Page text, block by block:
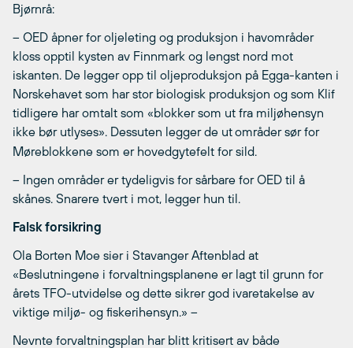
Bjørnrå:
– OED åpner for oljeleting og produksjon i havområder
kloss opptil kysten av Finnmark og lengst nord mot
iskanten. De legger opp til oljeproduksjon på Egga-kanten i
Norskehavet som har stor biologisk produksjon og som Klif
tidligere har omtalt som «blokker som ut fra miljøhensyn
ikke bør utlyses». Dessuten legger de utområder sør for
Møreblokkene som er hovedgytefelt for sild.
– Ingen områder er tydeligvis for sårbare for OED til å
skånes. Snarere tvert i mot, legger hun til.
Falsk forsikring
Ola Borten Moe sier i Stavanger Aftenblad at
«Beslutningene i forvaltningsplanene er lagt til grunn for
årets TFO-utvidelse og dette sikrer god ivaretakelse av
viktige miljø- og fiskerihensyn.» –
Nevnte forvaltningsplan har blitt kritisert av både